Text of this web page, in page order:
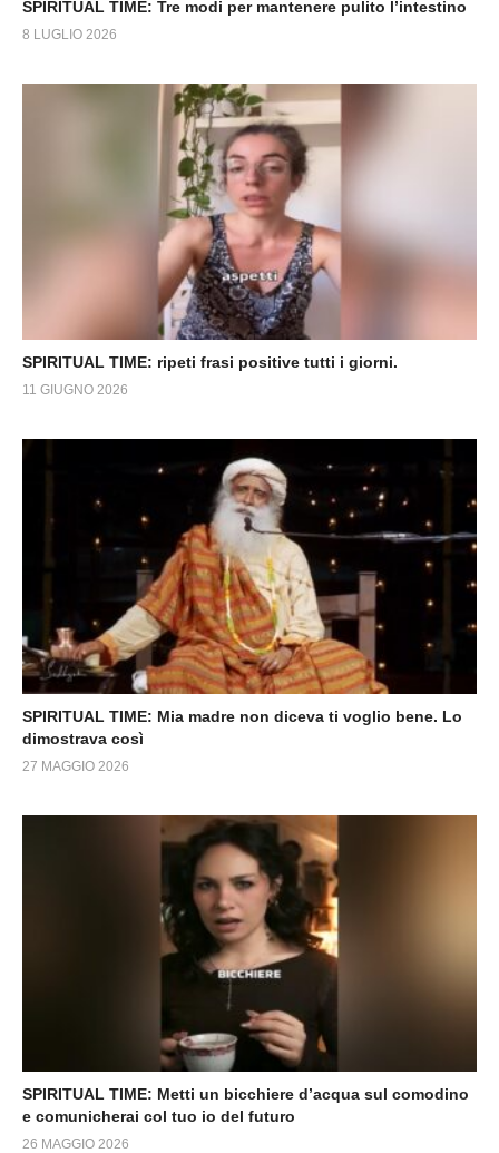
SPIRITUAL TIME: Tre modi per mantenere pulito l’intestino
8 LUGLIO 2026
SPIRITUAL TIME: ripeti frasi positive tutti i giorni.
11 GIUGNO 2026
SPIRITUAL TIME: Mia madre non diceva ti voglio bene. Lo
dimostrava così
27 MAGGIO 2026
SPIRITUAL TIME: Metti un bicchiere d’acqua sul comodino
e comunicherai col tuo io del futuro
26 MAGGIO 2026